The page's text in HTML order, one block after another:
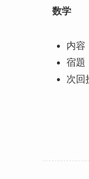
数学
内容
宿題
次回